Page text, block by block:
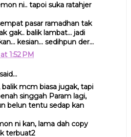
ni.. tapoi suka ratahjer
pasar ramadhan tak
gak.. balik lambat... jadi
kesian... sedihpun der...
1:52 PM
balik mcm biasa jugak, tapi
singgah Param lagi,
belun tentu sedap kan
ni kan, lama dah copy
terbuat2